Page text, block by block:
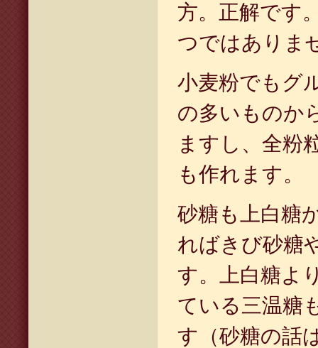
方。正解です
つではありま
小麦粉でもグ
の多いものか
ますし、全粉
も作れます。
砂糖も上白糖
ればきび砂糖
す。上白糖よ
ている三温糖
す（砂糖の話